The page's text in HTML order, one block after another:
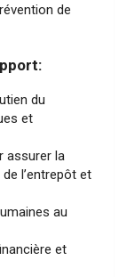
de
du
et
assurer la
l’entrepôt et
au
et